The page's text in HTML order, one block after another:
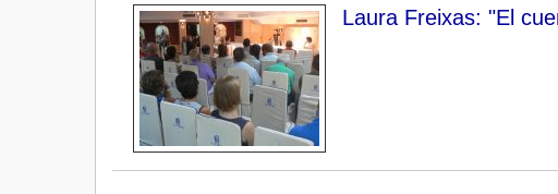
Laura Freixas: "El